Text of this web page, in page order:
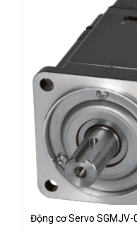
Động cơ Servo SGMJV-